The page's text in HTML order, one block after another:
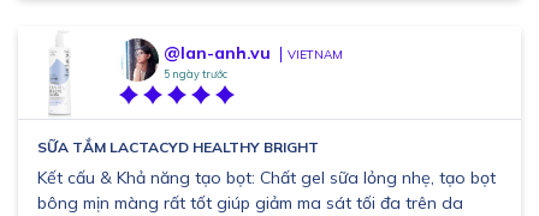
@lan-anh.vu VIETNAM
5 ngày trước
SỮA TẮM LACTACYD HEALTHY BRIGHT
Kết cấu & Khả năng tạo bọt: Chất gel sữa lỏng nhẹ, tạo bọt
bông mịn màng rất tốt giúp giảm ma sát tối đa trên da